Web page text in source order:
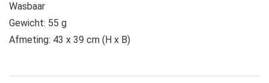
Wasbaar
Gewicht: 55 g
Afmeting: 43 x 39 cm (H x B)